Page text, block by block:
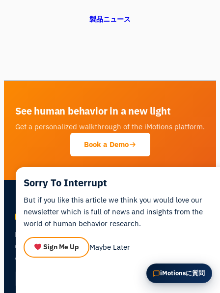
製品ニュース
See human behavior in a new light
Get a personalized walkthrough of the iMotions platform.
Book a Demo
Human behavior research platform —
combining biosensors, eye tracking, and
AI in one integrated environment.
iMotionsに質問
ついて質問するか、研究したい内容を説明して
この記事を要約
なぜこれが重要ですか？
Sorry To Interrupt
But if you like this article we think you would love our
newsletter which is full of news and insights from the
world of human behavior research.
Sign Me Up Maybe Later